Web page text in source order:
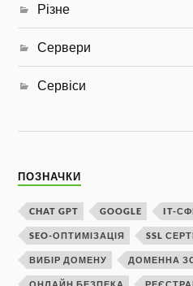
Різне
Сервери
Сервіси
ПОЗНАЧКИ
CHAT GPT GOOGLE IT-
SEO-ОПТИМІЗАЦІЯ SSL
ВИБІР ДОМЕНУ ДОМЕННА